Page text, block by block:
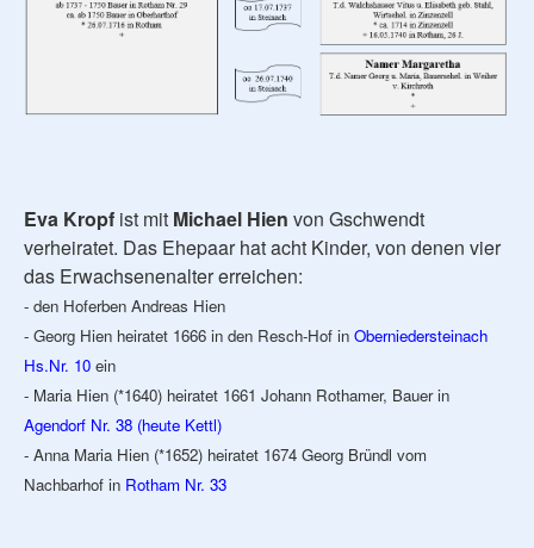
Eva Kropf ist mit Michael Hien von Gschwendt
verheiratet. Das Ehepaar hat acht Kinder, von denen vier
das Erwachsenenalter erreichen:
- den Hoferben Andreas Hien
- Georg Hien heiratet 1666 in den Resch-Hof in Oberniedersteinach
Hs.Nr. 10 ein
- Maria Hien (*1640) heiratet 1661 Johann Rothamer, Bauer in
Agendorf Nr. 38 (heute Kettl)
- Anna Maria Hien (*1652) heiratet 1674 Georg Bründl vom
Nachbarhof in Rotham Nr. 33